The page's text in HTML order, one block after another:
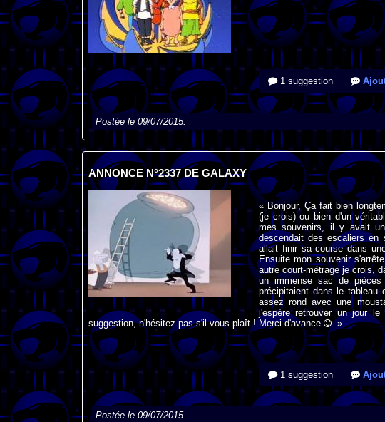
1 suggestion
Postée le 09/07/2015.
ANNONCE N°2337 DE GALAXY
« Bonjour, Ça fait bien
(je crois) ou bien d'un
mes souvenirs, il y avait
descendait des escaliers en
allait finir sa course dans
Ensuite mon souvenir
autre court-métrage je crois,
un immense sac de
précipitaient dans le
assez rond avec une
j'espère retrouver un jour
suggestion, n'hésitez pas s'il vous plaît ! Merci d'avance
»
1 suggestion
Postée le 09/07/2015.